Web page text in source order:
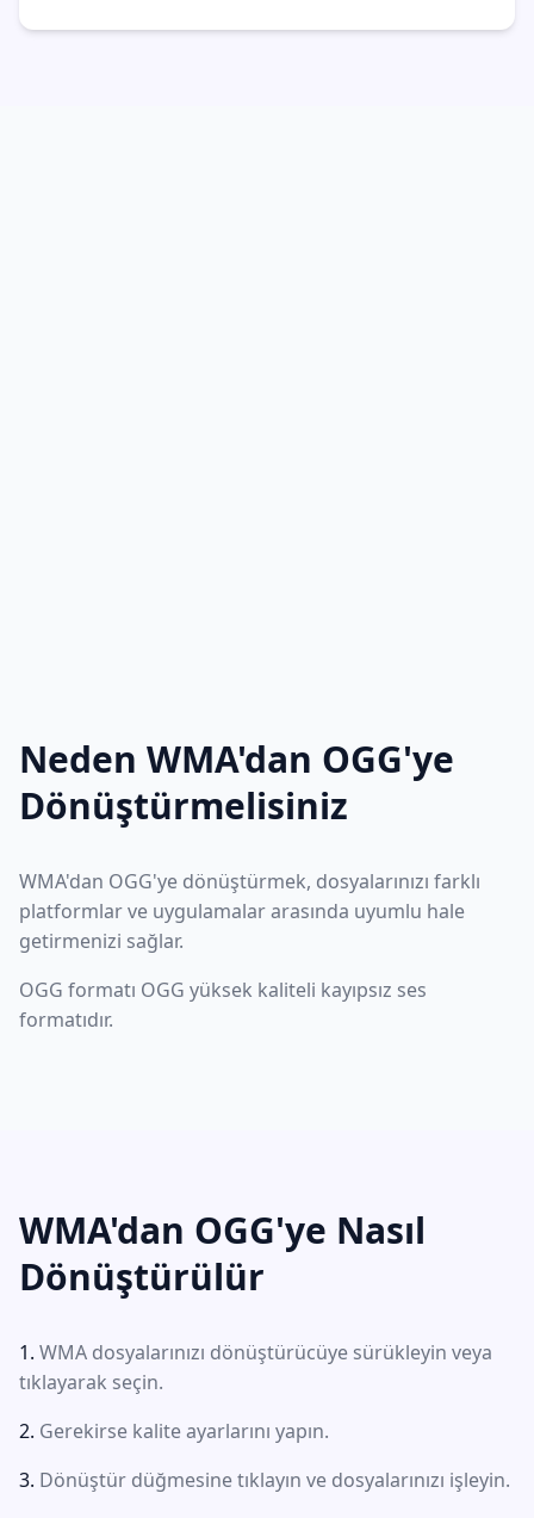
Neden WMA'dan OGG'ye
Dönüştürmelisiniz
WMA'dan OGG'ye dönüştürmek, dosyalarınızı farklı
platformlar ve uygulamalar arasında uyumlu hale
getirmenizi sağlar.
OGG formatı OGG yüksek kaliteli kayıpsız ses
formatıdır.
WMA'dan OGG'ye Nasıl
Dönüştürülür
WMA dosyalarınızı dönüştürücüye sürükleyin veya
tıklayarak seçin.
Gerekirse kalite ayarlarını yapın.
Dönüştür düğmesine tıklayın ve dosyalarınızı işleyin.